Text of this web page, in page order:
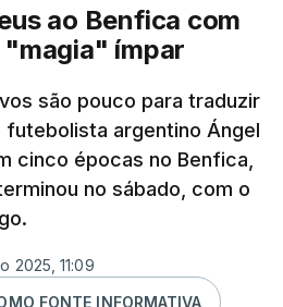
ao Benfica com
ímpar
são pouco para traduzir
futebolista argentino Ángel
cinco épocas no Benfica,
no sábado, com o
2025, 11:09
FONTE INFORMATIVA